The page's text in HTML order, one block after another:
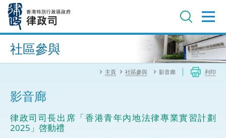
內
進階搜尋
社區參與
主頁 社區參與 影音廊 列印
影音廊
律政司司長出席「香港青年內地法律專業實習計劃
2025」啓動禮